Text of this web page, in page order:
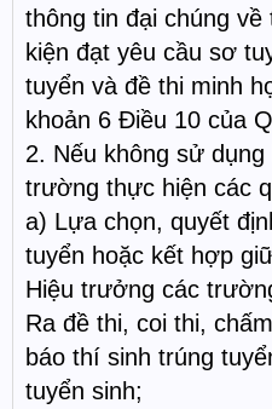
thông tin đại chúng
kiện đạt yêu cầu sơ
tuyển và đề thi minh
khoản 6 Điều 10 của
2. Nếu không sử
trường thực hiện các
a) Lựa chọn, quyết
tuyển hoặc kết hợp
Hiệu trưởng các
Ra đề thi, coi thi,
báo thí sinh trúng
tuyển sinh;